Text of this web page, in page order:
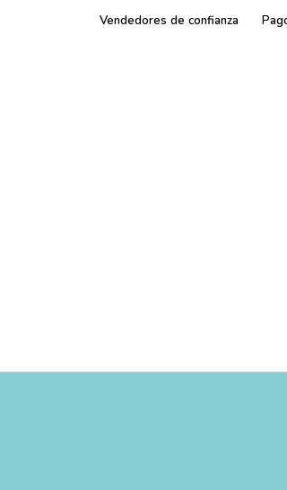
Vendedores de confianza